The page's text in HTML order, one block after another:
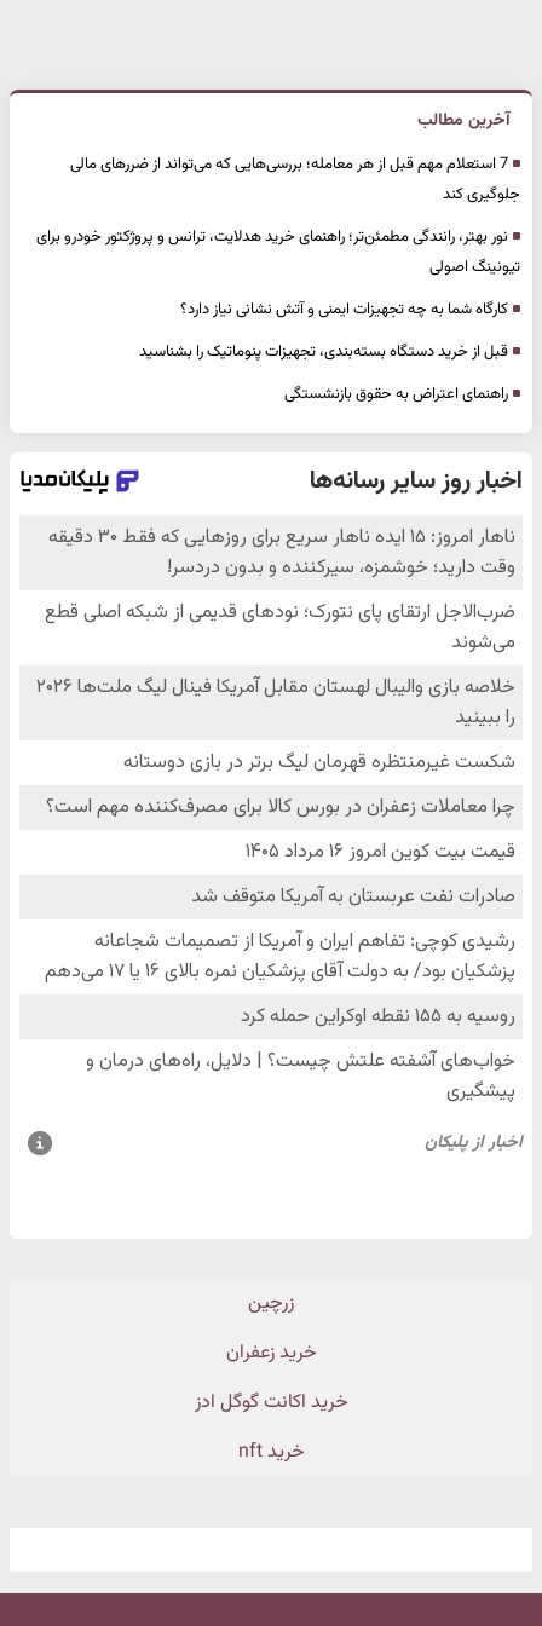
آخرین مطالب
7 استعلام مهم قبل از هر معامله؛ بررسی‌هایی که می‌تواند از ضررهای مالی
جلوگیری کند
نور بهتر، رانندگی مطمئن‌تر؛ راهنمای خرید هدلایت، ترانس و پروژکتور خودرو برای
تیونینگ اصولی
کارگاه شما به چه تجهیزات ایمنی و آتش نشانی نیاز دارد؟
قبل از خرید دستگاه بسته‌بندی، تجهیزات پنوماتیک را بشناسید
راهنمای اعتراض به حقوق بازنشستگی
زرچین
خرید زعفران
خرید اکانت گوگل ادز
خرید nft